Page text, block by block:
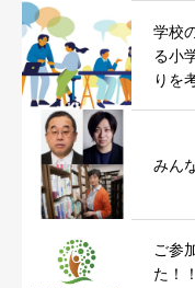
学校
る小
りを
みん
ご参
た！